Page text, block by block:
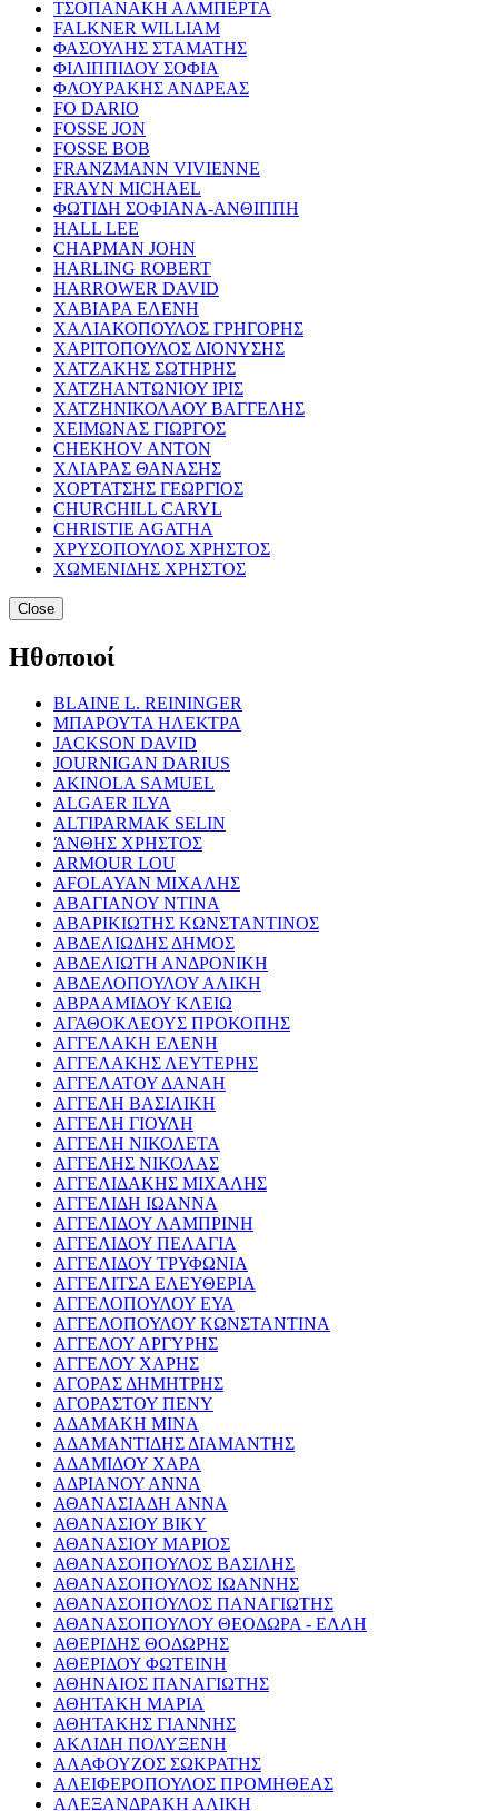
ΤΣΟΠΑΝΑΚΗ ΑΛΜΠΕΡΤΑ
FALKNER WILLIAM
ΦΑΣΟΥΛΗΣ ΣΤΑΜΑΤΗΣ
ΦΙΛΙΠΠΙΔΟΥ ΣΟΦΙΑ
ΦΛΟΥΡΑΚΗΣ ΑΝΔΡΕΑΣ
FO DARIO
FOSSE JON
FOSSE BOB
FRANZMANN VIVIENNE
FRAYN MICHAEL
ΦΩΤΙΔΗ ΣΟΦΙΑΝΑ-ΑΝΘΙΠΠΗ
HALL LEE
CHAPMAN JOHN
HARLING ROBERT
HARROWER DAVID
ΧΑΒΙΑΡΑ ΕΛΕΝΗ
ΧΑΛΙΑΚΟΠΟΥΛΟΣ ΓΡΗΓΟΡΗΣ
ΧΑΡΙΤΟΠΟΥΛΟΣ ΔΙΟΝΥΣΗΣ
ΧΑΤΖΑΚΗΣ ΣΩΤΗΡΗΣ
ΧΑΤΖΗΑΝΤΩΝΙΟΥ ΙΡΙΣ
ΧΑΤΖΗΝΙΚΟΛΑΟΥ ΒΑΓΓΕΛΗΣ
ΧΕΙΜΩΝΑΣ ΓΙΩΡΓΟΣ
CHEKHOV ANTON
ΧΛΙΑΡΑΣ ΘΑΝΑΣΗΣ
ΧΟΡΤΑΤΣΗΣ ΓΕΩΡΓΙΟΣ
CHURCHILL CARYL
CHRISTIE AGATHA
ΧΡΥΣΟΠΟΥΛΟΣ ΧΡΗΣΤΟΣ
ΧΩΜΕΝΙΔΗΣ ΧΡΗΣΤΟΣ
Close
Ηθοποιοί
BLAINE L. REININGER
ΜΠΑΡΟΥΤΑ ΗΛΕΚΤΡΑ
JACKSON DAVID
JOURNIGAN DARIUS
AKINOLA SAMUEL
ALGAER ILYA
ALTIPARMAK SELIN
ΆΝΘΗΣ ΧΡΗΣΤΟΣ
ARMOUR LOU
AFOLAYAN ΜΙΧΑΛΗΣ
ΑΒΑΓΙΑΝΟΥ ΝΤΙΝΑ
ΑΒΑΡΙΚΙΩΤΗΣ ΚΩΝΣΤΑΝΤΙΝΟΣ
ΑΒΔΕΛΙΩΔΗΣ ΔΗΜΟΣ
ΑΒΔΕΛΙΩΤΗ ΑΝΔΡΟΝΙΚΗ
ΑΒΔΕΛΟΠΟΥΛΟΥ ΑΛΙΚΗ
ΑΒΡΑΑΜΙΔΟΥ ΚΛΕΙΩ
ΑΓΑΘΟΚΛΕΟΥΣ ΠΡΟΚΟΠΗΣ
ΑΓΓΕΛΑΚΗ ΕΛΕΝΗ
ΑΓΓΕΛΑΚΗΣ ΛΕΥΤΕΡΗΣ
ΑΓΓΕΛΑΤΟΥ ΔΑΝΑΗ
ΑΓΓΕΛΗ ΒΑΣΙΛΙΚΗ
ΑΓΓΕΛΗ ΓΙΟΥΛΗ
ΑΓΓΕΛΗ ΝΙΚΟΛΕΤΑ
ΑΓΓΕΛΗΣ ΝΙΚΟΛΑΣ
ΑΓΓΕΛΙΔΑΚΗΣ ΜΙΧΑΛΗΣ
ΑΓΓΕΛΙΔΗ ΙΩΑΝΝΑ
ΑΓΓΕΛΙΔΟΥ ΛΑΜΠΡΙΝΗ
ΑΓΓΕΛΙΔΟΥ ΠΕΛΑΓΙΑ
ΑΓΓΕΛΙΔΟΥ ΤΡΥΦΩΝΙΑ
ΑΓΓΕΛΙΤΣΑ ΕΛΕΥΘΕΡΙΑ
ΑΓΓΕΛΟΠΟΥΛΟΥ ΕΥΑ
ΑΓΓΕΛΟΠΟΥΛΟΥ ΚΩΝΣΤΑΝΤΙΝΑ
ΑΓΓΕΛΟΥ ΑΡΓΥΡΗΣ
ΑΓΓΕΛΟΥ ΧΑΡΗΣ
ΑΓΟΡΑΣ ΔΗΜΗΤΡΗΣ
ΑΓΟΡΑΣΤΟΥ ΠΕΝΥ
ΑΔΑΜΑΚΗ ΜΙΝΑ
ΑΔΑΜΑΝΤΙΔΗΣ ΔΙΑΜΑΝΤΗΣ
ΑΔΑΜΙΔΟΥ ΧΑΡΑ
ΑΔΡΙΑΝΟΥ ΑΝΝΑ
ΑΘΑΝΑΣΙΑΔΗ ΑΝΝΑ
ΑΘΑΝΑΣΙΟΥ ΒΙΚΥ
ΑΘΑΝΑΣΙΟΥ ΜΑΡΙΟΣ
ΑΘΑΝΑΣΟΠΟΥΛΟΣ ΒΑΣΙΛΗΣ
ΑΘΑΝΑΣΟΠΟΥΛΟΣ ΙΩΑΝΝΗΣ
ΑΘΑΝΑΣΟΠΟΥΛΟΣ ΠΑΝΑΓΙΩΤΗΣ
ΑΘΑΝΑΣΟΠΟΥΛΟΥ ΘΕΟΔΩΡΑ - ΕΛΛΗ
ΑΘΕΡΙΔΗΣ ΘΟΔΩΡΗΣ
ΑΘΕΡΙΔΟΥ ΦΩΤΕΙΝΗ
ΑΘΗΝΑΙΟΣ ΠΑΝΑΓΙΩΤΗΣ
ΑΘΗΤΑΚΗ ΜΑΡΙΑ
ΑΘΗΤΑΚΗΣ ΓΙΑΝΝΗΣ
ΑΚΛΙΔΗ ΠΟΛΥΞΕΝΗ
ΑΛΑΦΟΥΖΟΣ ΣΩΚΡΑΤΗΣ
ΑΛΕΙΦΕΡΟΠΟΥΛΟΣ ΠΡΟΜΗΘΕΑΣ
ΑΛΕΞΑΝΔΡΑΚΗ ΑΛΙΚΗ